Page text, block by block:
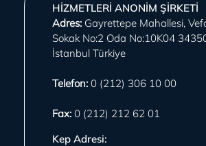
HİZMETLERİ ANONİM ŞİRKETİ
Adres: Gayrettepe Mahallesi,
Sokak No:2 Oda No:10K04
İstanbul Türkiye
Telefon: 0 (212) 306 10 00
Fax: 0 (212) 212 62 01
Kep Adresi: